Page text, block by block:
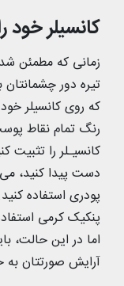
کانسیلر خود
زمانی که مطمئن
تیره دور
که روی کانسیلر
رنگ تمام نقاط
کانسیـلر را تثبیت
دست پیدا کنید،
پودری استفاده
پنکیک کرمی
اما در این حالت،
آرایش صورتتان